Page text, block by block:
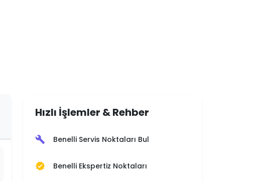
Hızlı İşlemler & Rehber
build Benelli Servis Noktaları Bul
verified Benelli Ekspertiz Noktaları